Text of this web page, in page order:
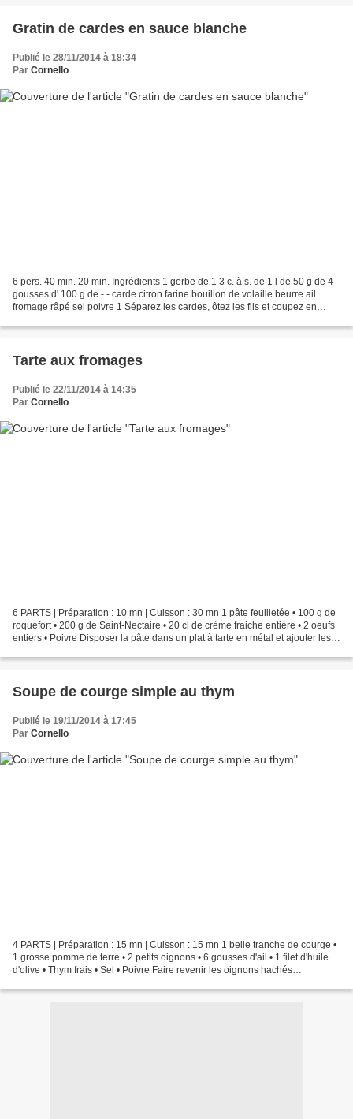
Gratin de cardes en sauce blanche
Publié le 28/11/2014 à 18:34
Par Cornello
6 pers. 40 min. 20 min. Ingrédients 1 gerbe de 1 3 c. à s. de 1 l de 50 g de 4
gousses d' 100 g de - - carde citron farine bouillon de volaille beurre ail
fromage râpé sel poivre 1 Séparez les cardes, ôtez les fils et coupez en
Tarte aux fromages
Publié le 22/11/2014 à 14:35
Par Cornello
6 PARTS | Préparation : 10 mn | Cuisson : 30 mn 1 pâte feuilletée • 100 g de
roquefort • 200 g de Saint-Nectaire • 20 cl de crème fraiche entière • 2 oeufs
entiers • Poivre Disposer la pâte dans un plat à tarte en métal et ajouter les
Soupe de courge simple au thym
Publié le 19/11/2014 à 17:45
Par Cornello
4 PARTS | Préparation : 15 mn | Cuisson : 15 mn 1 belle tranche de courge •
1 grosse pomme de terre • 2 petits oignons • 6 gousses d'ail • 1 filet d'huile
d'olive • Thym frais • Sel • Poivre Faire revenir les oignons hachés